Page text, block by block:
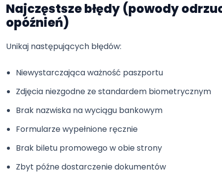
Najczęstsze błędy (powody
opóźnień)
Unikaj następujących błędów:
Niewystarczająca ważność paszportu
Zdjęcia niezgodne ze standardem biometrycznym
Brak nazwiska na wyciągu bankowym
Formularze wypełnione ręcznie
Brak biletu promowego w obie strony
Zbyt późne dostarczenie dokumentów